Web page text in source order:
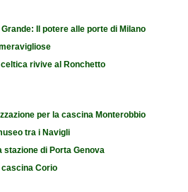
Il potere alle porte di Milano
rivive al Ronchetto
per la cascina Monterobbio
tra i Navigli
di Porta Genova
cascina Corio